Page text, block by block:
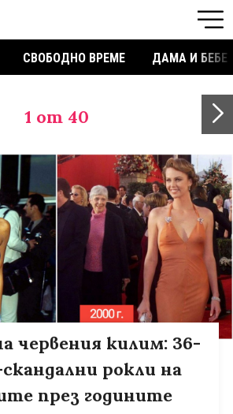
СВОБОДНО ВРЕМЕ ДАМА И БЕБЕ
1 от 40
червения килим: 36-
рокли на
през годините